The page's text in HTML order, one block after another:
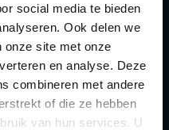
social media te bieden
Ook delen we
onze site met onze
en analyse. Deze
combineren met andere
of die ze hebben
van hun services. U
BV
Pensioen BV